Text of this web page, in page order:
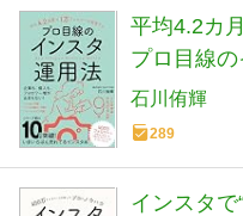
平均4.2カ
プロ目線
ーケティン
石川侑輝
289
インスタ